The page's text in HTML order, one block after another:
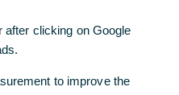
ist die Commerzbank fest
after clicking on Google
to improve the
after clicking on Google
to improve the